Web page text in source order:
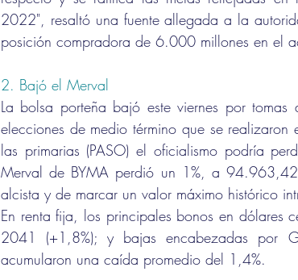
2022", resaltó una fuente allegada a la
posición compradora de 6.000 millones en el
2. Bajó el Merval
La bolsa porteña bajó este viernes por
elecciones de medio término que se
las primarias (PASO) el oficialismo podría
Merval de BYMA perdió un 1%, a
alcista y de marcar un valor máximo histórico
En renta fija, los principales bonos en dólares
2041 (+1,8%); y bajas encabezadas por
acumularon una caída promedio del 1,4%.